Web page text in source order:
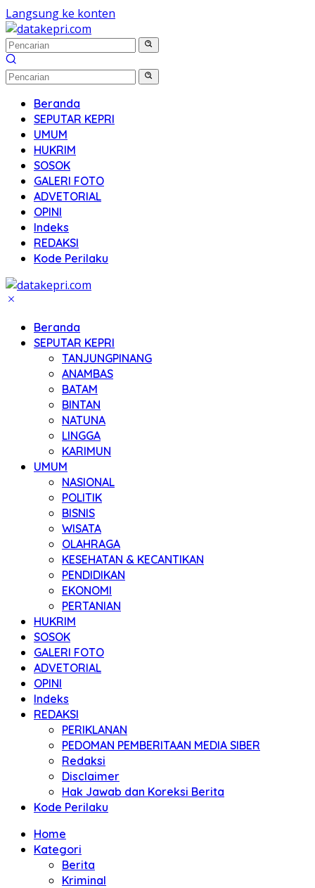
Langsung ke konten
Beranda
SEPUTAR KEPRI
UMUM
HUKRIM
SOSOK
GALERI FOTO
ADVETORIAL
OPINI
Indeks
REDAKSI
Kode Perilaku
Beranda
SEPUTAR KEPRI
TANJUNGPINANG
ANAMBAS
BATAM
BINTAN
NATUNA
LINGGA
KARIMUN
UMUM
NASIONAL
POLITIK
BISNIS
WISATA
OLAHRAGA
KESEHATAN & KECANTIKAN
PENDIDIKAN
EKONOMI
PERTANIAN
HUKRIM
SOSOK
GALERI FOTO
ADVETORIAL
OPINI
Indeks
REDAKSI
PERIKLANAN
PEDOMAN PEMBERITAAN MEDIA SIBER
Redaksi
Disclaimer
Hak Jawab dan Koreksi Berita
Kode Perilaku
Home
Kategori
Berita
Kriminal